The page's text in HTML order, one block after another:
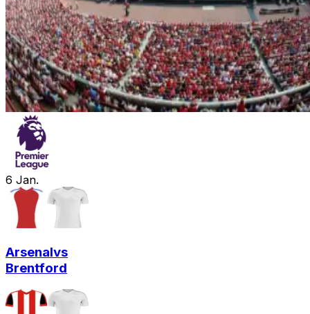
6 Jan.
Arsenalvs
Brentford